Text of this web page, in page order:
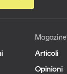
Magazine
Articoli
Opinioni